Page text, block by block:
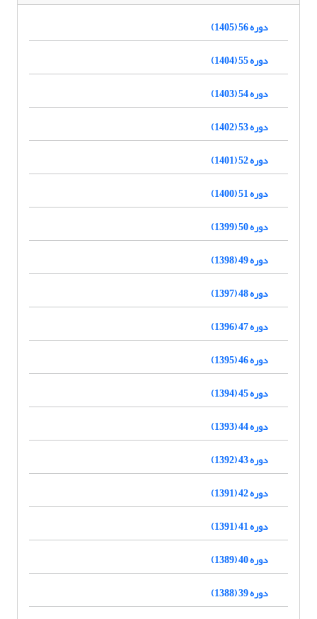
دوره 56 (1405)
دوره 55 (1404)
دوره 54 (1403)
دوره 53 (1402)
دوره 52 (1401)
دوره 51 (1400)
دوره 50 (1399)
دوره 49 (1398)
دوره 48 (1397)
دوره 47 (1396)
دوره 46 (1395)
دوره 45 (1394)
دوره 44 (1393)
دوره 43 (1392)
دوره 42 (1391)
دوره 41 (1391)
دوره 40 (1389)
دوره 39 (1388)